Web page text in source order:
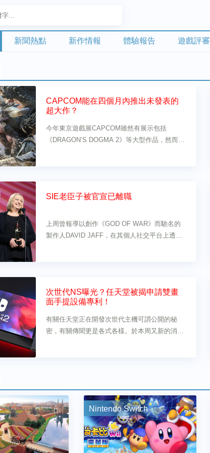
新聞熱點 新作情報 體驗報告 遊戲評審
CAPCOM能在四個月內推出未發表的
超大作？
今年東京遊戲展CAPCOM雖然有展示包括
《DRAGON’S DOGMA 2》等大型作品，然而對
SIE老臣子被官宣已離職
上周曾報導以創作《GOD OF WAR》而馳名的
製作人DAVID JAFF，在其個人社交平台上透
次世代NS曝光？任天堂被揭申請雙畫
面手提設備專利！
有關任天堂正在開發次世代主機可謂公開的秘
密，有關傳聞更是各式各樣。於本周又新的消息
Nintendo Switch